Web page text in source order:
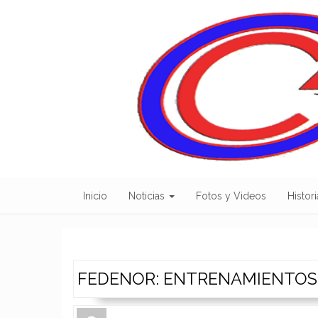
Inicio Noticias Fotos y Videos
FEDENOR:
Author